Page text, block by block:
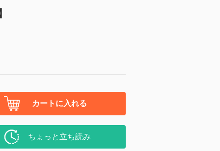
カートに入れる
ちょっと立ち読み